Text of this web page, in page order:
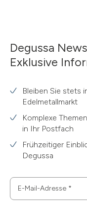
Degussa
Exklusive
Bleiben Sie stets
Edelmetallmarkt
Komplexe
in Ihr Postfach
Frühzeitiger
Degussa
E-Mail-Adresse *